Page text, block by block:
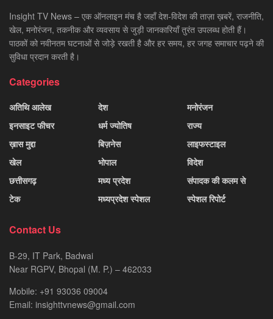
Insight TV News – एक ऑनलाइन मंच है जहाँ देश-विदेश की ताज़ा ख़बरें, राजनीति,
खेल, मनोरंजन, तकनीक और व्यवसाय से जुड़ी जानकारियाँ तुरंत उपलब्ध होती हैं।
पाठकों को नवीनतम घटनाओं से जोड़े रखती है और हर समय, हर जगह समाचार पढ़ने की
सुविधा प्रदान करती है।
Categories
अतिथि आलेख
इनसाइट फीचर
ख़ास मुद्दा
खेल
छत्तीसगढ़
टेक
देश
धर्म ज्योतिष
बिज़नेस
भोपाल
मध्य प्रदेश
मध्यप्रदेश स्पेशल
मनोरंजन
राज्य
लाइफस्टाइल
विदेश
संपादक की कलम से
स्पेशल रिपोर्ट
Contact Us
B-29, IT Park, Badwai
Near RGPV, Bhopal (M. P.) – 462033
Mobile: +91 93036 09004
Email: insighttvnews@gmail.com